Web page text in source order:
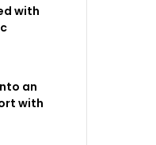
with
an
with